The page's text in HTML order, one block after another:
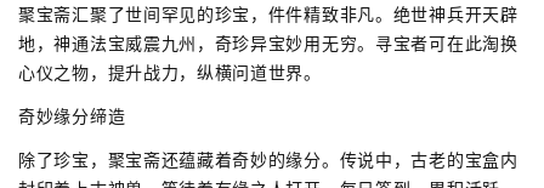
聚宝斋汇聚了世间罕见的珍宝，件件精致非凡。绝世神兵开天辟
地，神通法宝威震九州，奇珍异宝妙用无穷。寻宝者可在此淘换
心仪之物，提升战力，纵横问道世界。
奇妙缘分缔造
除了珍宝，聚宝斋还蕴藏着奇妙的缘分。传说中，古老的宝盒内